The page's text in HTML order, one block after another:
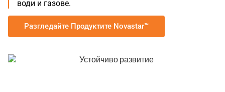
води и газове.
Разгледайте Продуктите Novastar™